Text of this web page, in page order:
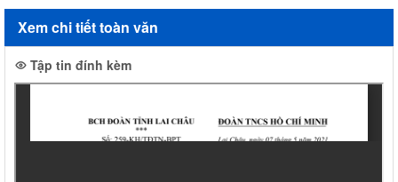
Xem chi tiết toàn văn
Tập tin đính kèm